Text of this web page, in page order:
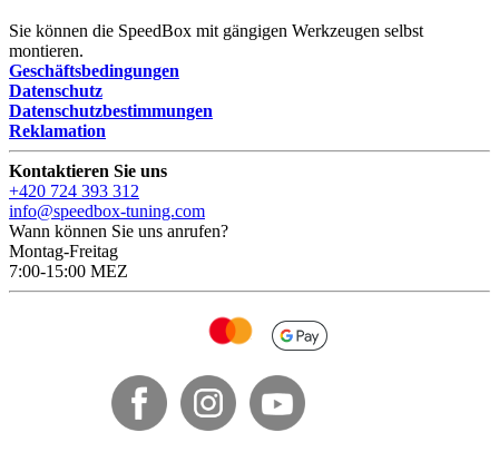
Sie können die SpeedBox mit gängigen Werkzeugen selbst
montieren.
Geschäftsbedingungen
Datenschutz
Datenschutzbestimmungen
Reklamation
Kontaktieren Sie uns
+420 724 393 312
info@speedbox-tuning.com
Wann können Sie uns anrufen?
Montag-Freitag
7:00-15:00 MEZ